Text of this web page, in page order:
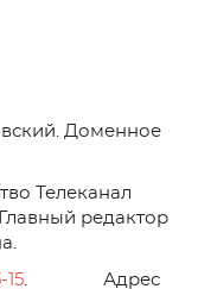
Доменное
Телеканал
редактор
15. Адрес